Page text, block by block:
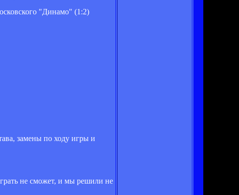
"Динамо" (1:2)
замены по ходу игры и
не сможет, и мы решили не